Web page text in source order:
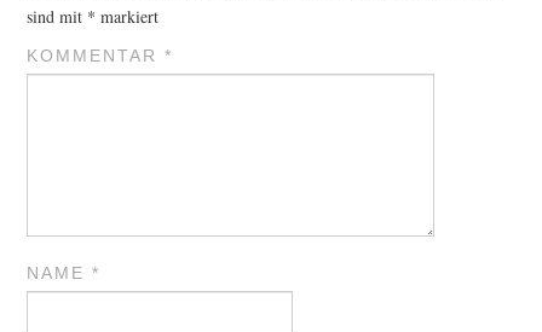
sind mit * markiert
KOMMENTAR*
NAME*